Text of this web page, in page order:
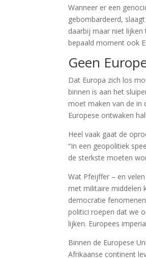
Wanneer er een
gebombardeerd,
daarbij maar niet
bepaald moment ook
Geen
Dat Europa zich los
binnen is aan het
moet maken van de in
Europese ontwaken
Heel vaak gaat de
“In een geopolitiek
de sterkste moeten
Wat Pfeijffer – en
met militaire middelen
democratie
politici roepen dat we
lijken. Europees
Binnen de Europese
Afrikaanse continent